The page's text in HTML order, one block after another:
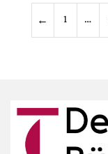
← 1 …